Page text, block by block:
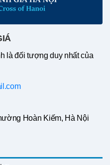
là đối tượng duy nhất của
Hoàn Kiếm, Hà Nội